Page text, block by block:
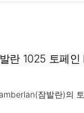
란 1025 토페인
잠발란)의